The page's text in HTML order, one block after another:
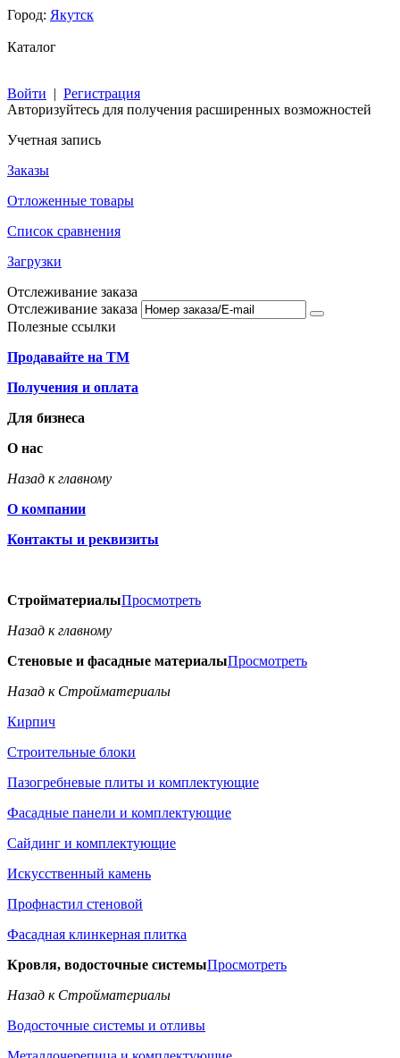
Город: Якутск
Каталог
Войти | Регистрация
Авторизуйтесь для получения расширенных возможностей
Учетная запись
Заказы
Отложенные товары
Список сравнения
Загрузки
Отслеживание заказа
Отслеживание заказа
Полезные ссылки
Продавайте на ТМ
Получения и оплата
Для бизнеса
О нас
Назад к главному
О компании
Контакты и реквизиты
СтройматериалыПросмотреть
Назад к главному
Стеновые и фасадные материалыПросмотреть
Назад к Стройматериалы
Кирпич
Строительные блоки
Пазогребневые плиты и комплектующие
Фасадные панели и комплектующие
Сайдинг и комплектующие
Искусственный камень
Профнастил стеновой
Фасадная клинкерная плитка
Кровля, водосточные системыПросмотреть
Назад к Стройматериалы
Водосточные системы и отливы